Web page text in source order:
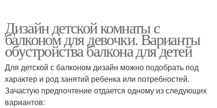
Дизайн детской комнаты с
балконом для девочки. Варианты
обустройства балкона для детей
Для детской с балконом дизайн можно подобрать под
характер и род занятий ребенка или потребностей.
Зачастую предпочтение отдается одному из следующих
вариантов: